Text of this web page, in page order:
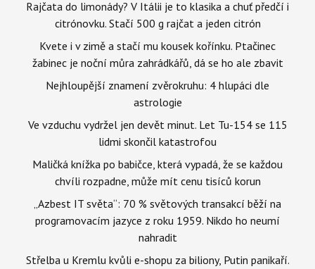
Rajčata do limonády? V Itálii je to klasika a chuť předčí i
citrónovku. Stačí 500 g rajčat a jeden citrón
Kvete i v zimě a stačí mu kousek kořínku. Ptačinec
žabinec je noční můra zahrádkářů, dá se ho ale zbavit
Nejhloupější znamení zvěrokruhu: 4 hlupáci dle
astrologie
Ve vzduchu vydržel jen devět minut. Let Tu-154 se 115
lidmi skončil katastrofou
Maličká knížka po babičce, která vypadá, že se každou
chvíli rozpadne, může mít cenu tisíců korun
„Azbest IT světa“: 70 % světových transakcí běží na
programovacím jazyce z roku 1959. Nikdo ho neumí
nahradit
Střelba u Kremlu kvůli e-shopu za biliony, Putin panikaří.